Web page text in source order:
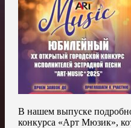
В нашем выпуске
конкурса «Арт Мюзик»,